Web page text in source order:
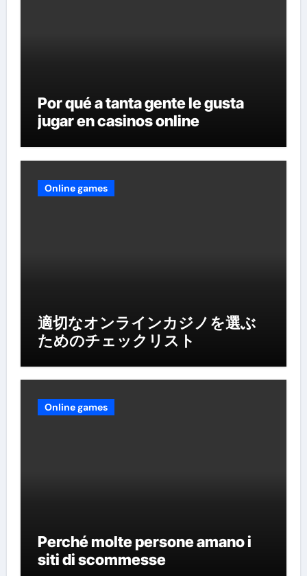
Por qué a tanta gente le gusta
jugar en casinos online
Online games
適切なオンラインカジノを選ぶ
ためのチェックリスト
Online games
Perché molte persone amano i
siti di scommesse